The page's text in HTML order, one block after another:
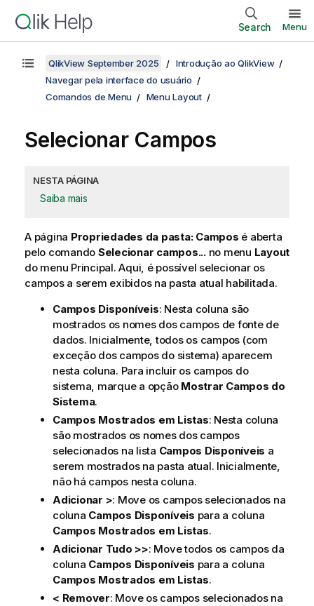
Search Menu
QlikView September 2025
Introdução ao QlikView
Navegar pela interface do usuário
Comandos de Menu
Menu Layout
Selecionar Campos
NESTA PÁGINA
Saiba mais
A página Propriedades da pasta: Campos é aberta
pelo comando Selecionar campos...no menu Layout
do menu Principal. Aqui, é possível selecionar os
campos a serem exibidos na pasta atual habilitada.
Campos Disponíveis: Nesta coluna são
mostrados os nomes dos campos de fonte de
dados. Inicialmente, todos os campos (com
exceção dos campos do sistema) aparecem
nesta coluna. Para incluir os campos do
sistema, marque a opção Mostrar Campos do
Sistema.
Campos Mostrados em Listas: Nesta coluna
são mostrados os nomes dos campos
selecionados na lista Campos Disponíveis a
serem mostrados na pasta atual. Inicialmente,
não há campos nesta coluna.
Adicionar >: Move os campos selecionados na
coluna Campos Disponíveis para a coluna
Campos Mostrados em Listas.
Adicionar Tudo >>: Move todos os campos da
coluna Campos Disponíveis para a coluna
Campos Mostrados em Listas.
< Remover: Move os campos selecionados na